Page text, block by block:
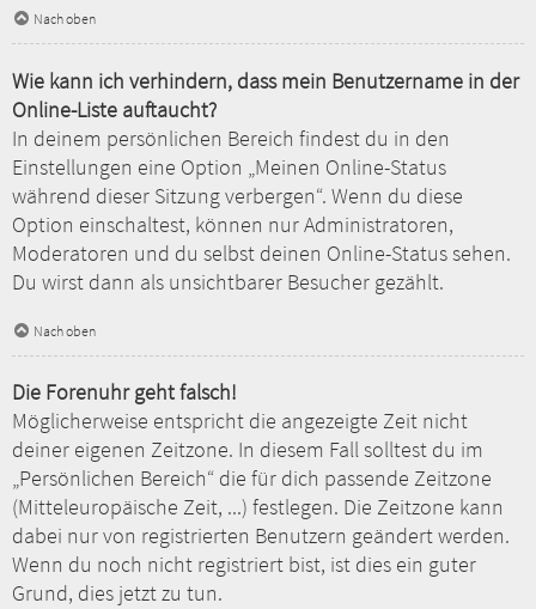
Nach oben
Wie kann ich verhindern, dass mein Benutzername in der
Online-Liste auftaucht?
In deinem persönlichen Bereich findest du in den
Einstellungen eine Option „Meinen Online-Status
während dieser Sitzung verbergen“. Wenn du diese
Option einschaltest, können nur Administratoren,
Moderatoren und du selbst deinen Online-Status sehen.
Du wirst dann als unsichtbarer Besucher gezählt.
Nach oben
Die Forenuhr geht falsch!
Möglicherweise entspricht die angezeigte Zeit nicht
deiner eigenen Zeitzone. In diesem Fall solltest du im
„Persönlichen Bereich“ die für dich passende Zeitzone
(Mitteleuropäische Zeit, ...) festlegen. Die Zeitzone kann
dabei nur von registrierten Benutzern geändert werden.
Wenn du noch nicht registriert bist, ist dies ein guter
Grund, dies jetzt zu tun.